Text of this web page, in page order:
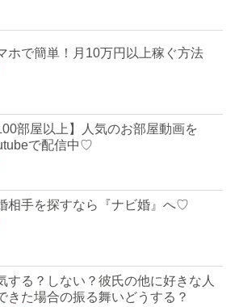
ホで簡単！月10万円以上稼ぐ方法
部屋以上】人気のお部屋動画を
で配信中♡
相手を探すなら『ナビ婚』へ♡
する？しない？彼氏の他に好きな人
きた場合の振る舞いどうする？